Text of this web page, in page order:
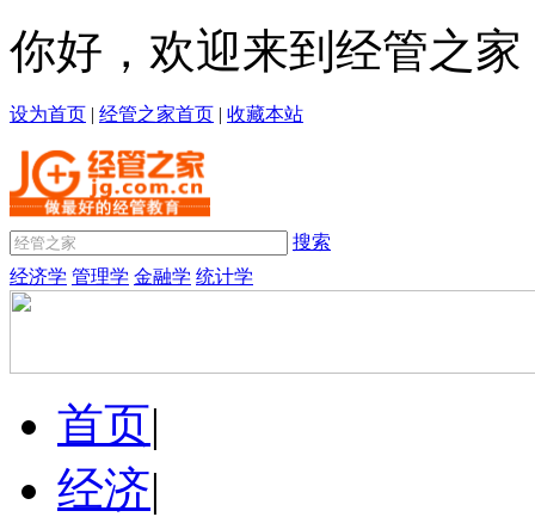
你好，欢迎来到经管之家
设为首页 | 经管之家首页 | 收藏本站
搜索
经济学 管理学 金融学 统计学
首页|
经济|